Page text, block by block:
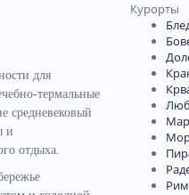
для
термальные
средневековый
и
отдыха.
Курорты